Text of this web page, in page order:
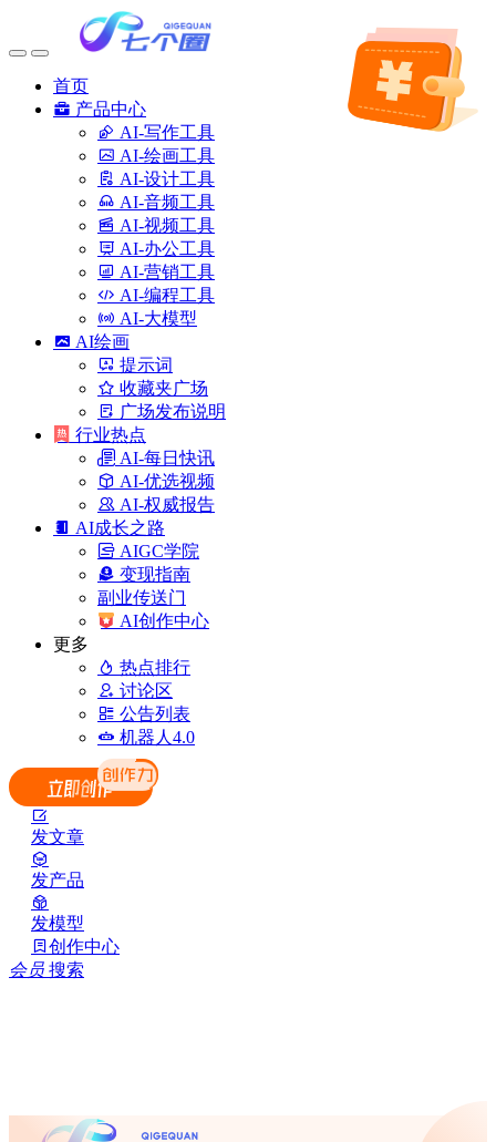
首页
产品中心
AI-写作工具
AI-绘画工具
AI-设计工具
AI-音频工具
AI-视频工具
AI-办公工具
AI-营销工具
AI-编程工具
AI-大模型
AI绘画
提示词
收藏夹广场
广场发布说明
行业热点
AI-每日快讯
AI-优选视频
AI-权威报告
AI成长之路
AIGC学院
变现指南
副业传送门
AI创作中心
更多
热点排行
讨论区
公告列表
机器人4.0
发文章
发产品
发模型
创作中心
会员 搜索